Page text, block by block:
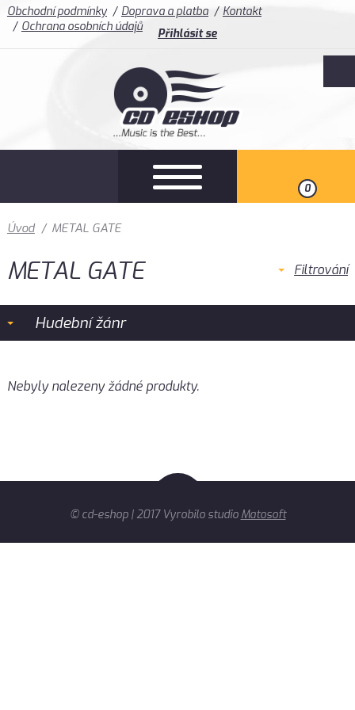
Obchodní podmínky Doprava a platba
Kontakt
Ochrana osobních údajů
Přihlásit se
0
Úvod / METAL GATE
METAL GATE Filtrování
Hudební žánr
Nebyly nalezeny žádné produkty.
© cd-eshop | 2017 Vyrobilo studio Matosoft